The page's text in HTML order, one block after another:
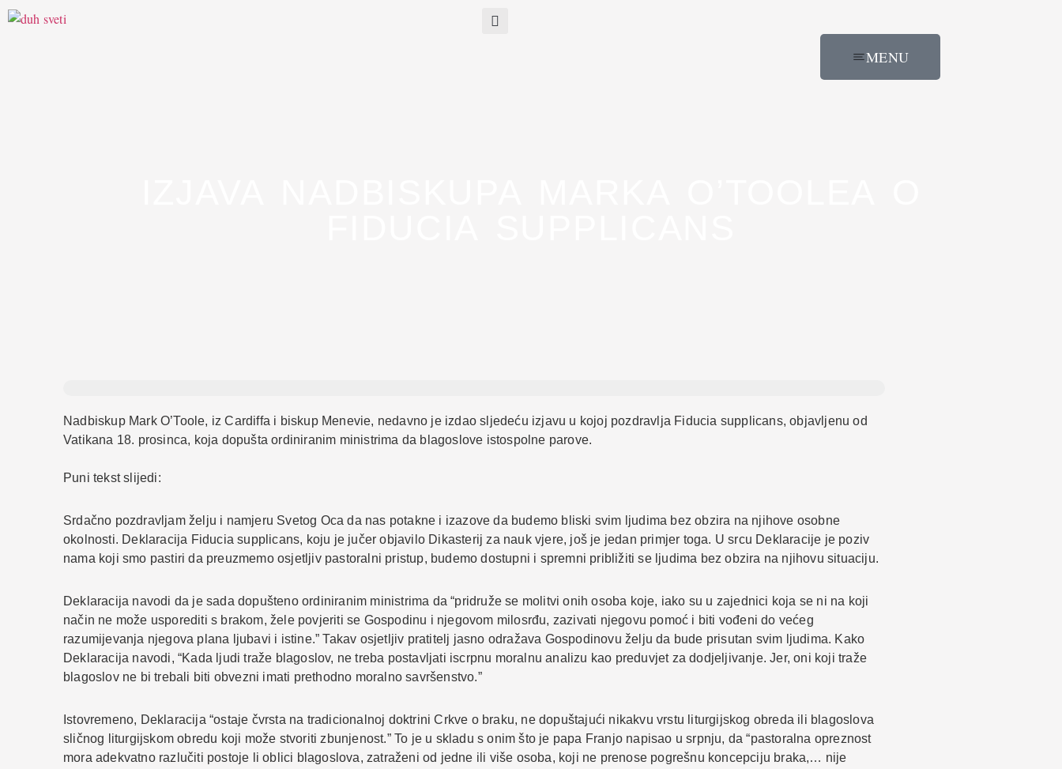
MENU
Nadbiskup Mark O’Toole, iz Cardiffa i biskup Menevie, nedavno je izdao sljedeću izjavu u kojoj pozdravlja Fiducia supplicans, objavljenu od
Vatikana 18. prosinca, koja dopušta ordiniranim ministrima da blagoslove istospolne parove.
Puni tekst slijedi:
Srdačno pozdravljam želju i namjeru Svetog Oca da nas potakne i izazove da budemo bliski svim ljudima bez obzira na njihove osobne
okolnosti. Deklaracija Fiducia supplicans, koju je jučer objavilo Dikasterij za nauk vjere, još je jedan primjer toga. U srcu Deklaracije je poziv
nama koji smo pastiri da preuzmemo osjetljiv pastoralni pristup, budemo dostupni i spremni približiti se ljudima bez obzira na njihovu situaciju.
Deklaracija navodi da je sada dopušteno ordiniranim ministrima da “pridruže se molitvi onih osoba koje, iako su u zajednici koja se ni na koji
način ne može usporediti s brakom, žele povjeriti se Gospodinu i njegovom milosrđu, zazivati njegovu pomoć i biti vođeni do većeg
razumijevanja njegova plana ljubavi i istine.” Takav osjetljiv pratitelj jasno odražava Gospodinovu želju da bude prisutan svim ljudima. Kako
Deklaracija navodi, “Kada ljudi traže blagoslov, ne treba postavljati iscrpnu moralnu analizu kao preduvjet za dodjeljivanje. Jer, oni koji traže
blagoslov ne bi trebali biti obvezni imati prethodno moralno savršenstvo.”
Istovremeno, Deklaracija “ostaje čvrsta na tradicionalnoj doktrini Crkve o braku, ne dopuštajući nikakvu vrstu liturgijskog obreda ili blagoslova
sličnog liturgijskom obredu koji može stvoriti zbunjenost.” To je u skladu s onim što je papa Franjo napisao u srpnju, da “pastoralna opreznost
mora adekvatno razlučiti postoje li oblici blagoslova, zatraženi od jedne ili više osoba, koji ne prenose pogrešnu koncepciju braka,… nije